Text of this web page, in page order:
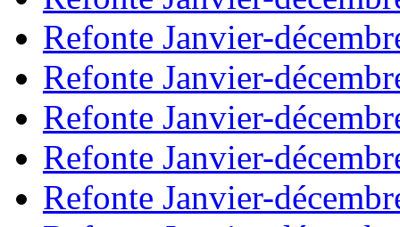
Refonte Janvier-
Refonte Janvier-
Refonte Janvier-
Refonte Janvier-
Refonte Janvier-